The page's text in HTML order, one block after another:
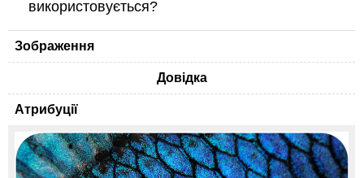
використовується?
Зображення
Довідка
Атрибуції